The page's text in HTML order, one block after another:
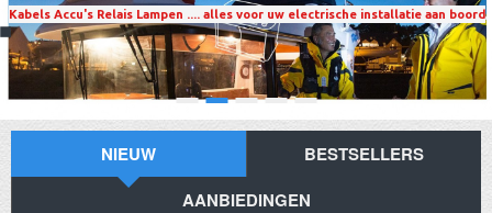
Kabels Accu's Relais Lampen .... alles voor uw electrische installatie aan boord
NIEUW
BESTSELLERS
AANBIEDINGEN